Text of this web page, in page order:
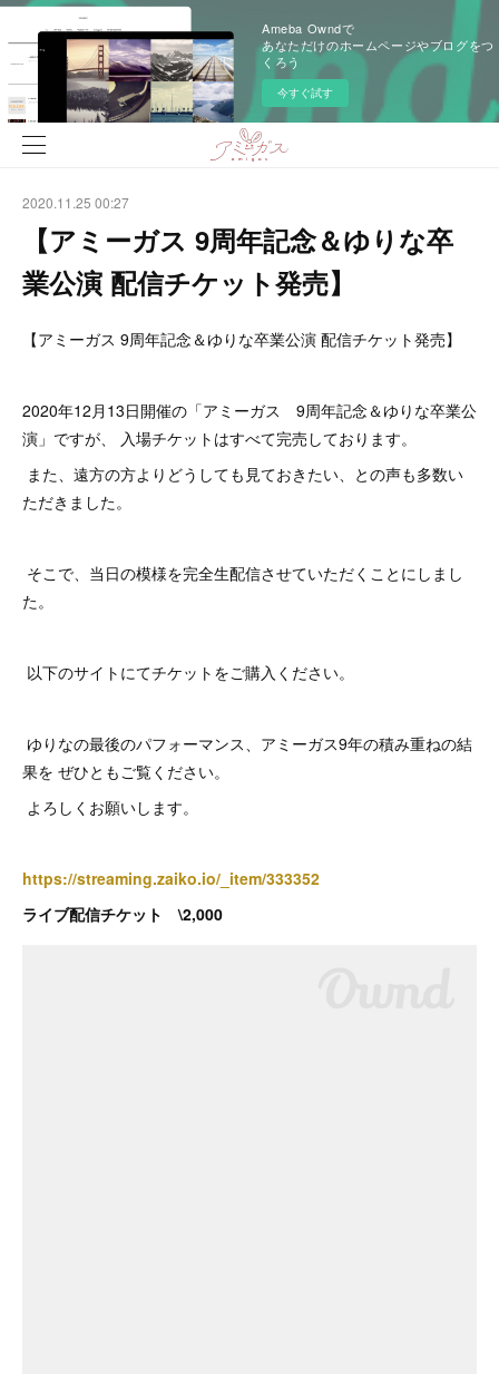
Ameba Owndで
あなただけのホームページやブログをつ
くろう
今すぐ試す
2020.11.25 00:27
【アミーガス 9周年記念＆ゆりな卒
業公演 配信チケット発売】
【アミーガス 9周年記念＆ゆりな卒業公演 配信チケット発売】
2020年12月13日開催の「アミーガス 9周年記念＆ゆりな卒業公
演」ですが、 入場チケットはすべて完売しております。
また、遠方の方よりどうしても見ておきたい、との声も多数い
ただきました。
そこで、当日の模様を完全生配信させていただくことにしまし
た。
以下のサイトにてチケットをご購入ください。
ゆりなの最後のパフォーマンス、アミーガス9年の積み重ねの結
果を ぜひともご覧ください。
よろしくお願いします。
https://streaming.zaiko.io/_item/333352
ライブ配信チケット \2,000